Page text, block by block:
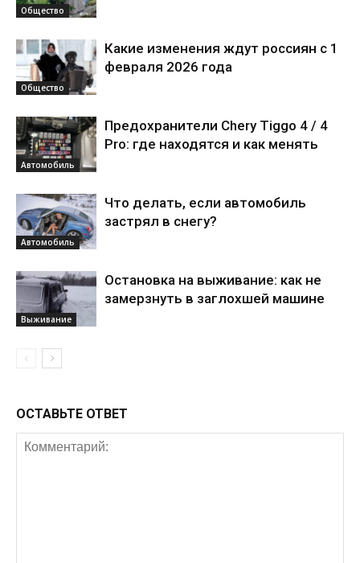
Общество
Общество
Какие изменения ждут россиян с 1
февраля 2026 года
Автомобиль
Предохранители Chery Tiggo 4 / 4
Pro: где находятся и как менять
Автомобиль
Что делать, если автомобиль
застрял в снегу?
Выживание
Остановка на выживание: как не
замерзнуть в заглохшей машине
ОСТАВЬТЕ ОТВЕТ